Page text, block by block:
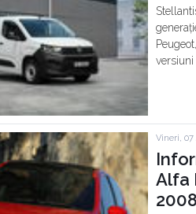
versiuni
Vineri, 07
Alfa
2008